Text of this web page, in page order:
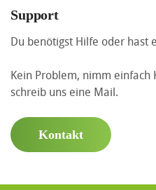
Support
Du benötigst Hilfe oder hast
Kein Problem, nimm einfach
schreib uns eine Mail.
Kontakt